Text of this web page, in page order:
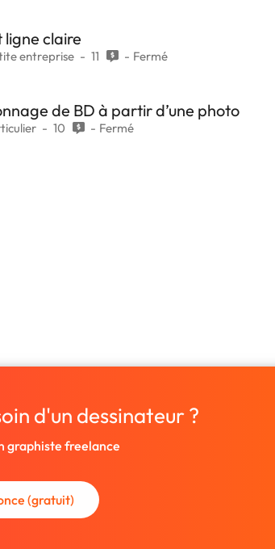
claire
entreprise 11 Fermé
de BD à partir d’une photo
10 Fermé
d'un dessinateur ?
graphiste freelance
(gratuit)